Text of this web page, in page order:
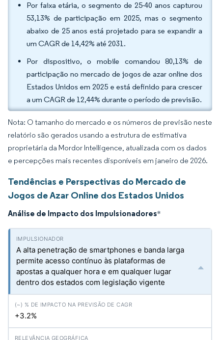
Por faixa etária, o segmento de 25-40 anos capturou
53,13% de participação em 2025, mas o segmento
abaixo de 25 anos está projetado para se expandir a
um CAGR de 14,42% até 2031.
Por dispositivo, o mobile comandou 80,13% de
participação no mercado de jogos de azar online dos
Estados Unidos em 2025 e está definido para crescer
a um CAGR de 12,44% durante o período de previsão.
Nota: O tamanho do mercado e os números de previsão neste
relatório são gerados usando a estrutura de estimativa
proprietária da Mordor Intelligence, atualizada com os dados
e percepções mais recentes disponíveis em janeiro de 2026.
Tendências e Perspectivas do Mercado de
Jogos de Azar Online dos Estados Unidos
Análise de Impacto dos Impulsionadores*
A alta penetração de smartphones e banda larga
permite acesso contínuo às plataformas de
apostas a qualquer hora e em qualquer lugar
dentro dos estados com legislação vigente
+3.2%